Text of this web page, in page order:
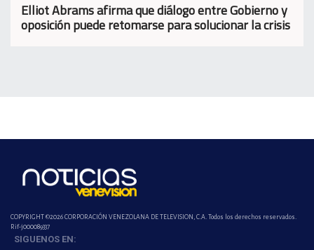
Elliot Abrams afirma que diálogo entre Gobierno y
oposición puede retomarse para solucionar la crisis
COPYRIGHT ©2026 CORPORACIÓN VENEZOLANA DE TELEVISION, C.A. Todos los derechos reservados.
Rif-j000089337
SIGUENOS EN: